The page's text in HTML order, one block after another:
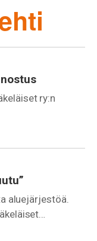
ry:n
aluejärjestöä.